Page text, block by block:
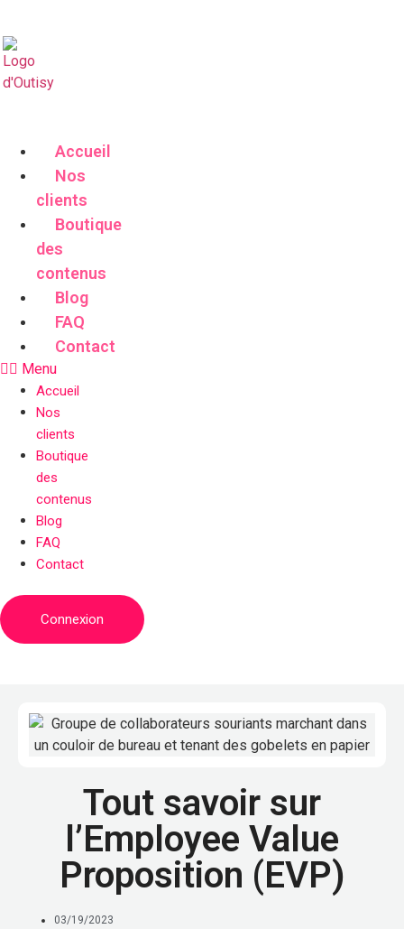
contenu
Accueil
Nos
clients
Boutique
des
contenus
Blog
FAQ
Contact
Menu
Accueil
Nos
clients
Boutique
des
contenus
Blog
FAQ
Contact
Connexion
Tout savoir sur
l’Employee Value
Proposition (EVP)
03/19/2023